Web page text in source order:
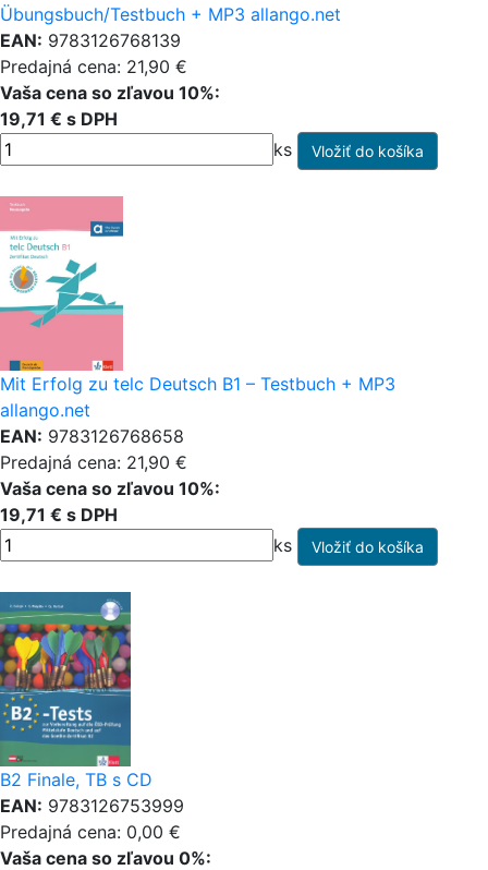
Übungsbuch/Testbuch + MP3 allango.net
EAN: 9783126768139
Predajná cena: 21,90 €
Vaša cena so zľavou 10%:
19,71 € s DPH
ks
Mit Erfolg zu telc Deutsch B1 – Testbuch + MP3
allango.net
EAN: 9783126768658
Predajná cena: 21,90 €
Vaša cena so zľavou 10%:
19,71 € s DPH
ks
B2 Finale, TB s CD
EAN: 9783126753999
Predajná cena: 0,00 €
Vaša cena so zľavou 0%: